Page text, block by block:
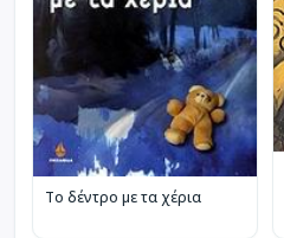
Το δέντρο με τα χέρια